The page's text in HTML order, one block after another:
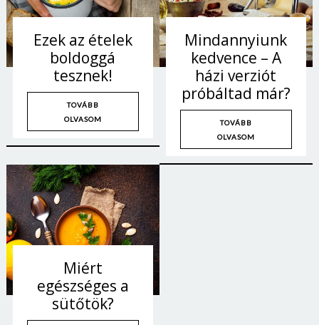
Ezek az ételek
boldoggá
tesznek!
TOVÁBB
OLVASOM
Mindannyiunk
kedvence – A
házi verziót
próbáltad már?
TOVÁBB
OLVASOM
Miért
egészséges a
sütőtök?